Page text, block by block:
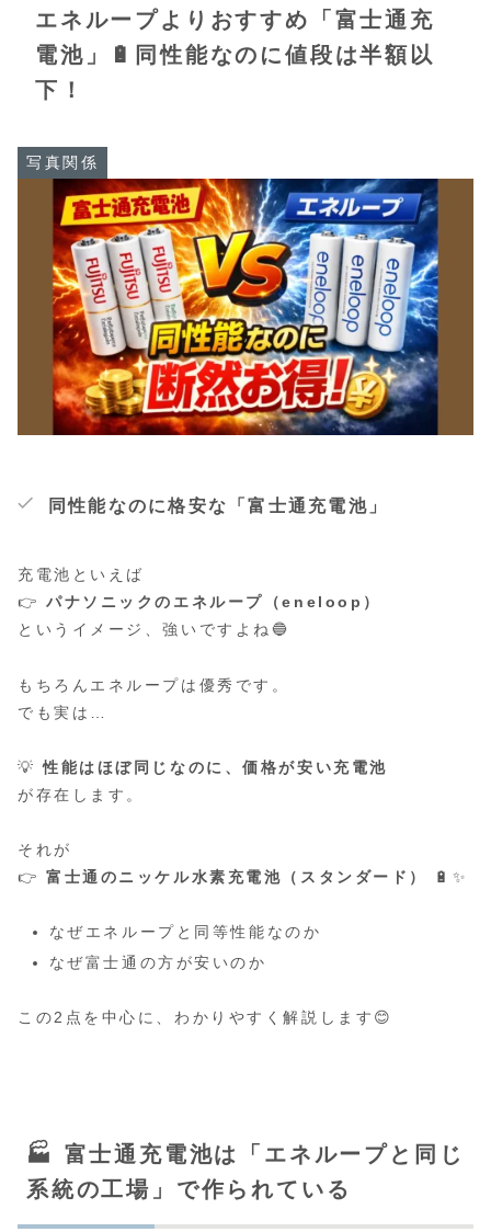
エネループよりおすすめ「富士通充
電池」🔋同性能なのに値段は半額以
下！
写真関係
同性能なのに格安な「富士通充電池」
充電池といえば
👉パナソニックのエネループ（eneloop）
というイメージ、強いですよね🔵
もちろんエネループは優秀です。
でも実は…
💡性能はほぼ同じなのに、価格が安い充電池
が存在します。
それが
👉富士通のニッケル水素充電池（スタンダード） 🔋✨
なぜエネループと同等性能なのか
なぜ富士通の方が安いのか
この2点を中心に、わかりやすく解説します😊
🏭 富士通充電池は「エネループと同じ
系統の工場」で作られている